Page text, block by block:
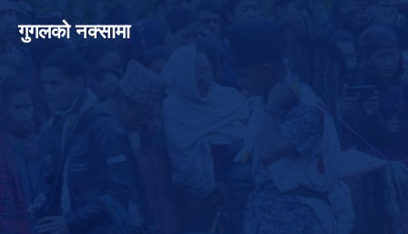
गुगलको नक्सामा